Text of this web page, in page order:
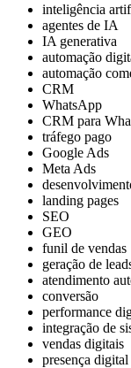
inteligência
agentes de IA
IA generativa
automação
automação
CRM
WhatsApp
CRM para
tráfego pago
Google Ads
Meta Ads
landing pages
SEO
GEO
funil de vendas
geração de
atendimento
conversão
performance
integração de
vendas digitais
presença digital